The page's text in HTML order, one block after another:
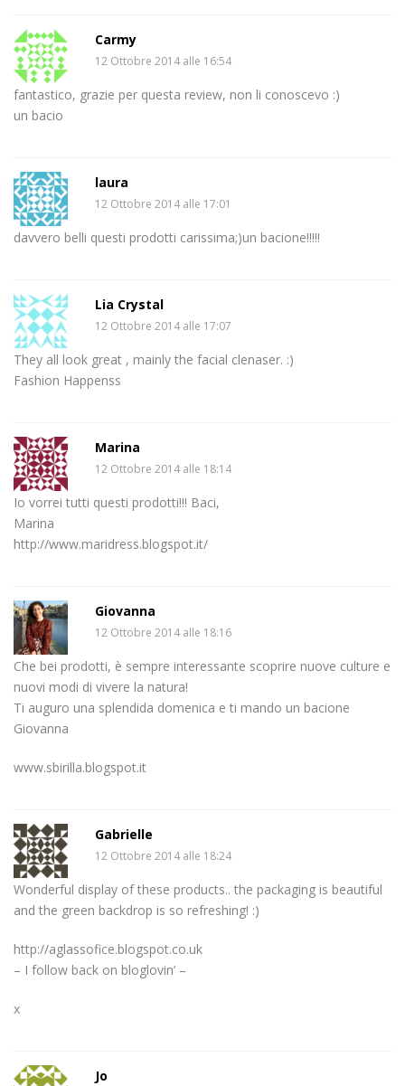
Carmy
12 Ottobre 2014 alle 16:54
fantastico, grazie per questa review, non li conoscevo :)
un bacio
laura
12 Ottobre 2014 alle 17:01
davvero belli questi prodotti carissima;)un bacione!!!!!
Lia Crystal
12 Ottobre 2014 alle 17:07
They all look great , mainly the facial clenaser. :)
Fashion Happenss
Marina
12 Ottobre 2014 alle 18:14
Io vorrei tutti questi prodotti!!! Baci,
Marina
http://www.maridress.blogspot.it/
Giovanna
12 Ottobre 2014 alle 18:16
Che bei prodotti, è sempre interessante scoprire nuove culture e
nuovi modi di vivere la natura!
Ti auguro una splendida domenica e ti mando un bacione
Giovanna
www.sbirilla.blogspot.it
Gabrielle
12 Ottobre 2014 alle 18:24
Wonderful display of these products.. the packaging is beautiful
and the green backdrop is so refreshing! :)
http://aglassofice.blogspot.co.uk
– I follow back on bloglovin’ –
x
Jo